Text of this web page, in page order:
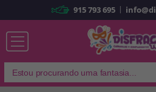
Já sou
915 793 695 |